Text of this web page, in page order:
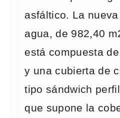
asfáltico. La
agua, de 982,40
está compuesta
y una cubierta de
tipo sándwich
que supone la